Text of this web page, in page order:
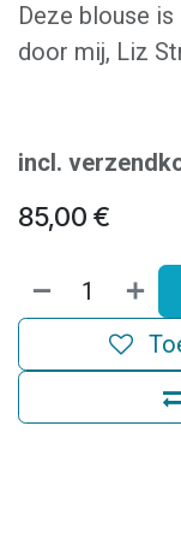
Deze blouse is
door mij, Liz
incl.
85,00 €